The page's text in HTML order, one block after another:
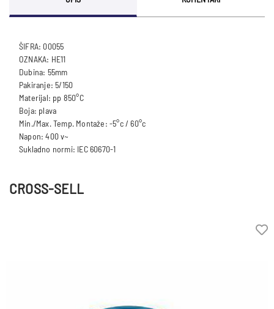
ŠIFRA: 00055
OZNAKA: HE11
Dubina: 55mm
Pakiranje: 5/150
Materijal: pp 850°C
Boja: plava
Min./Max. Temp. Montaže: -5°c / 60°c
Napon: 400 v~
CROSS-SELL